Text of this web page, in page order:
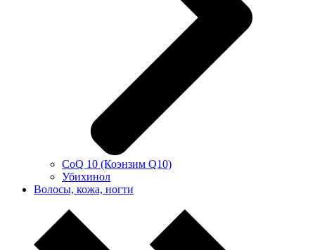
CoQ 10 (Коэнзим Q10)
Убихинол
Волосы, кожа, ногти